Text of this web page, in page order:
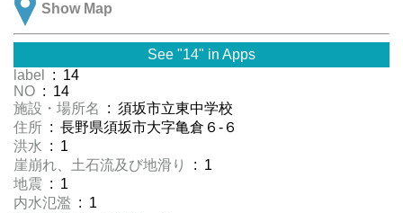
Show Map
See "14" in Apps
label
: 14
NO : 14
施設・場所名
: 須坂市立東中学校
住所 : 長野県須坂市大字亀倉６-６
洪水
: 1
崖崩れ、土石流及び地滑り
: 1
地震 : 1
内水氾濫 : 1